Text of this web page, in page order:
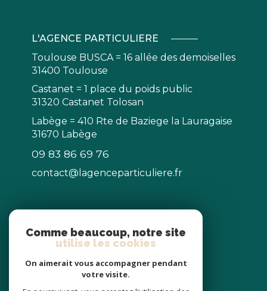
L'AGENCE PARTICULIERE
Toulouse BUSCA = 16 allée des demoiselles
31400 Toulouse
Castanet = 1 place du poids public
31320 Castanet Tolosan
Labège = 410 Rte de Baziege la Lauragaise
31670 Labège
09 83 86 69 76
contact@lagenceparticuliere.fr
Nous suivre
Comme beaucoup, notre site
utilise les cookies
On aimerait vous accompagner pendant
votre visite.